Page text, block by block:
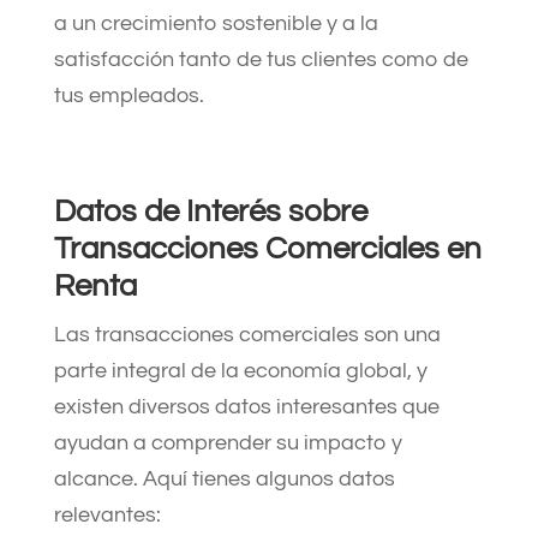
a un crecimiento sostenible y a la
satisfacción tanto de tus clientes como de
tus empleados.
Datos de Interés sobre
Transacciones Comerciales en
Renta
Las transacciones comerciales son una
parte integral de la economía global, y
existen diversos datos interesantes que
ayudan a comprender su impacto y
alcance. Aquí tienes algunos datos
relevantes: